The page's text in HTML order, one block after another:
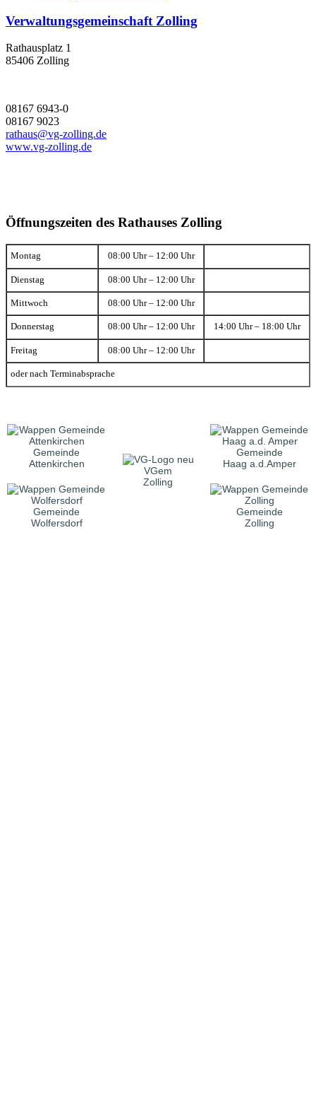
Verwaltungsgemeinschaft Zolling
Rathausplatz 1
85406 Zolling
08167 6943-0
08167 9023
rathaus@vg-zolling.de
www.vg-zolling.de
Öffnungszeiten des Rathauses Zolling
Montag 08:00 Uhr – 12:00 Uhr
Dienstag 08:00 Uhr – 12:00 Uhr
Mittwoch 08:00 Uhr – 12:00 Uhr
Donnerstag 08:00 Uhr – 12:00 Uhr 14:00 Uhr – 18:00 Uhr
Freitag 08:00 Uhr – 12:00 Uhr
oder nach Terminabsprache
Gemeinde
Attenkirchen
VGem
Zolling
Gemeinde
Haag a.d.Amper
Gemeinde
Wolfersdorf
Gemeinde
Zolling